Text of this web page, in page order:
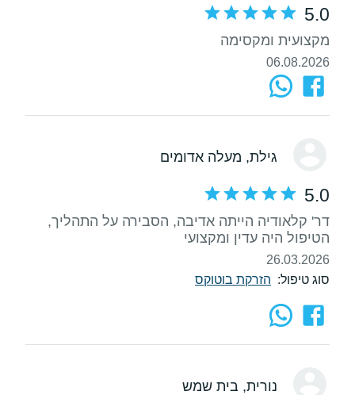
5.0
מקצועית ומקסימה
06.08.2026
גילת, מעלה אדומים
5.0
דר' קלאודיה הייתה אדיבה, הסבירה על התהליך,
הטיפול היה עדין ומקצועי
26.03.2026
סוג טיפול: הזרקת בוטוקס
נורית, בית שמש